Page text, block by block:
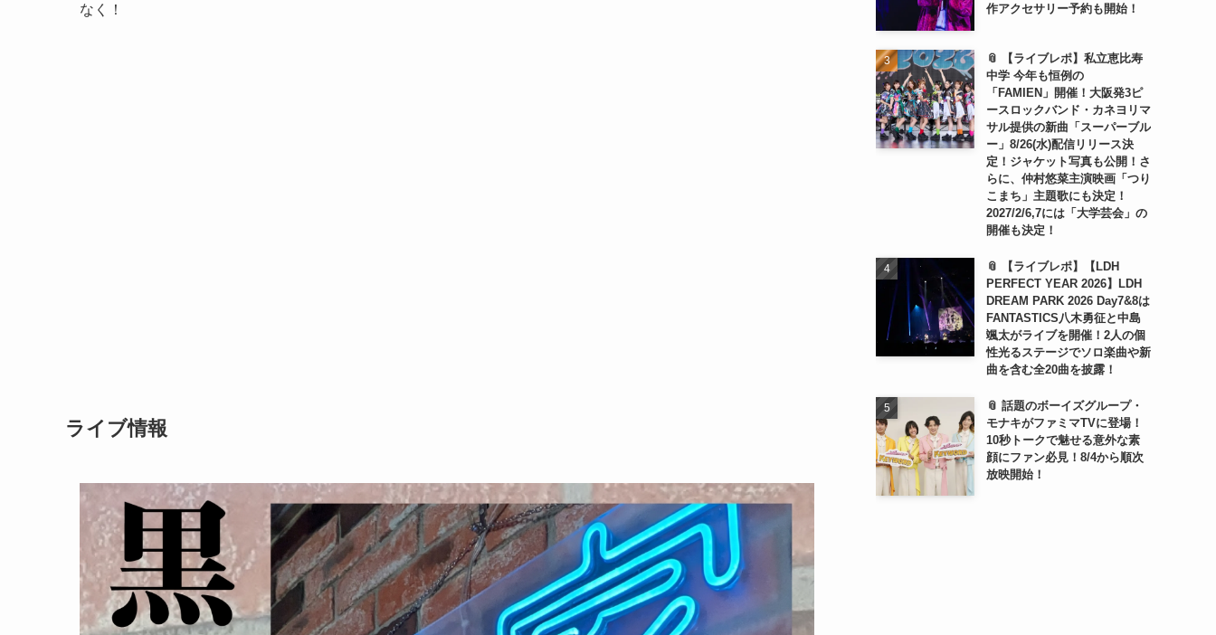
なく！
ライブ情報
作アクセサリー予約も開始！
📎 【ライブレポ】私立恵比寿
中学 今年も恒例の
「FAMIEN」開催！大阪発3ピ
ースロックバンド・カネヨリマ
サル提供の新曲「スーパーブル
ー」8/26(水)配信リリース決
定！ジャケット写真も公開！さ
らに、仲村悠菜主演映画「つり
こまち」主題歌にも決定！
2027/2/6,7には「大学芸会」の
開催も決定！
📎 【ライブレポ】【LDH
PERFECT YEAR 2026】LDH
DREAM PARK 2026 Day7&8は
FANTASTICS八木勇征と中島
颯太がライブを開催！2人の個
性光るステージでソロ楽曲や新
曲を含む全20曲を披露！
📎 話題のボーイズグループ・
モナキがファミマTVに登場！
10秒トークで魅せる意外な素
顔にファン必見！8/4から順次
放映開始！